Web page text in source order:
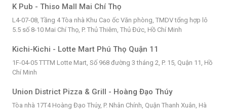
K Pub - Thiso Mall Mai Chí Thọ
L4-07-08, Tầng 4 Tòa nhà Khu Cao ốc Văn phòng, TMDV tổng hợp lô
5.5 số 8-10 Mai Chí Thọ, P. Thủ Thiêm, Thủ Đức, Hồ Chí Minh
Kichi-Kichi - Lotte Mart Phú Thọ Quận 11
1F-04-05 TTTM Lotte Mart, Số 968 đường 3 tháng 2, P. 15, Quận 11, Hồ
Chí Minh
Union District Pizza & Grill - Hoàng Đạo Thúy
Tòa nhà 17T4 Hoàng Đạo Thúy, P. Nhân Chính, Quận Thanh Xuân, Hà